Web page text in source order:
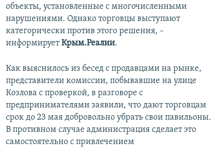
объекты, установленные с многочисленными
нарушениями. Однако торговцы выступают
категорически против этого решения, –
информируетКрым.Реалии.
Как выяснилось из бесед с продавцами на рынке,
представители комиссии, побывавшие на улице
Козлова с проверкой, в разговоре с
предпринимателями заявили, что дают торговцам
срок до 23 мая добровольно убрать свои павильоны.
В противном случае администрация сделает это
самостоятельно с привлечением